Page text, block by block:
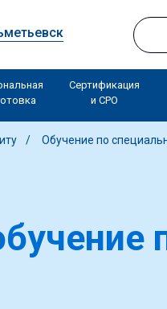
Сертификация
и СРО
Обучение по